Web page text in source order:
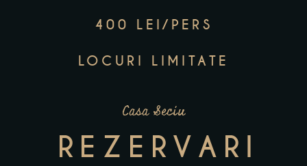
400 LEI/PERS
LOCURI LIMITATE
Casa Seciu
REZERVARI